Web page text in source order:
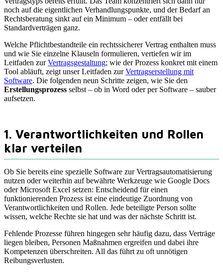
noch auf die eigentlichen Verhandlungspunkte, und der Bedarf an
Rechtsberatung sinkt auf ein Minimum – oder entfällt bei
Standardverträgen ganz.
Welche Pflichtbestandteile ein rechtssicherer Vertrag enthalten muss
und wie Sie einzelne Klauseln formulieren, vertiefen wir im
Leitfaden zurVertragsgestaltung; wie der Prozess konkret mit einem
Tool abläuft, zeigt unser Leitfaden zurVertragserstellung mit
Software. Die folgenden neun Schritte zeigen, wie Sie den
Erstellungsprozess selbst – ob in Word oder per Software – sauber
aufsetzen.
1. Verantwortlichkeiten und Rollen
klar verteilen
Ob Sie bereits eine spezielle Software zur Vertragsautomatisierung
nutzen oder weiterhin auf bewährte Werkzeuge wie Google Docs
oder Microsoft Excel setzen: Entscheidend für einen
funktionierenden Prozess ist eine eindeutige Zuordnung von
Verantwortlichkeiten und Rollen. Jede beteiligte Person sollte
wissen, welche Rechte sie hat und was der nächste Schritt ist.
Fehlende Prozesse führen hingegen sehr häufig dazu, dass Verträge
liegen bleiben, Personen Maßnahmen ergreifen und dabei ihre
Kompetenzen überschreiten. All das führt zu oft unnötigen
Reibungsverlusten.